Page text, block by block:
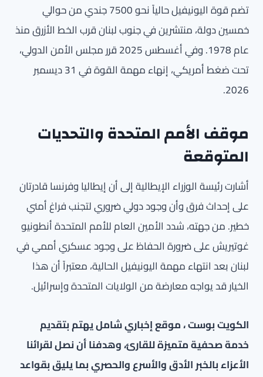
تضم قوة اليونيفيل حالياً نحو 7500 جندي من حوالي
خمسين دولة، منتشرين في جنوب لبنان قرب الخط الأزرق منذ
عام 1978. وفي أغسطس 2025 قرر مجلس الأمن الدولي،
تحت ضغط أمريكي، إنهاء مهمة القوة في 31 ديسمبر
2026.
موقف الأمم المتحدة والتحديات
المتوقعة
أشارت رئيسة الوزراء الإيطالية إلى أن إيطاليا وفرنسا قادرتان
على إحداث فرق وأن وجود دولي ضروري لتجنب فراغ أمني
خطير. من جهته، شدد الأمين العام للأمم المتحدة أنطونيو
غوتيريش على ضرورة الحفاظ على وجود عسكري أممي في
لبنان بعد انتهاء مهمة اليونيفيل الحالية، معتبراً أن هذا
الخيار قد يواجه معارضة من الولايات المتحدة وإسرائيل.
الكويت بوست ، موقع إخباري شامل يهتم بتقديم
خدمة صحفية متميزة للقارئ، وهدفنا أن نصل لقرائنا
الأعزاء بالخبر الأدق والأسرع والحصري بما يليق بقواعد